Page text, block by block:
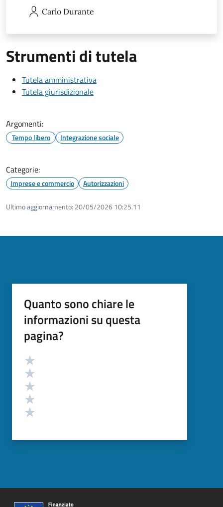
Carlo Durante
Strumenti di tutela
Tutela amministrativa
Tutela giurisdizionale
Argomenti:
Tempo libero Integrazione sociale
Categorie:
Imprese e commercio Autorizzazioni
Ultimo aggiornamento: 20/05/2026 10:25.11
Quanto sono chiare le
informazioni su questa
pagina?
Valutazione